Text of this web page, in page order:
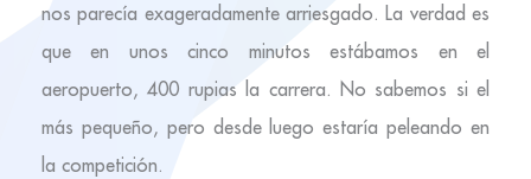
nos parecía exageradamente arriesgado. La verdad es
que en unos cinco minutos estábamos en el
aeropuerto, 400 rupias la carrera. No sabemos si el
más pequeño, pero desde luego estaría peleando en
la competición.